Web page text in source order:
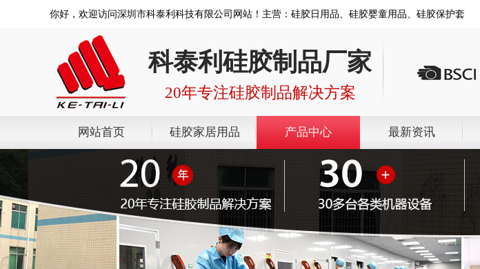
你好，欢迎访问深圳市科泰利科技有限公司网站！主营：硅胶日用品、硅胶婴童用品、硅胶保护套
科泰利硅胶制品厂家
20年专注硅胶制品解决方案
网站首页 硅胶家居用品 产品中心 最新资讯